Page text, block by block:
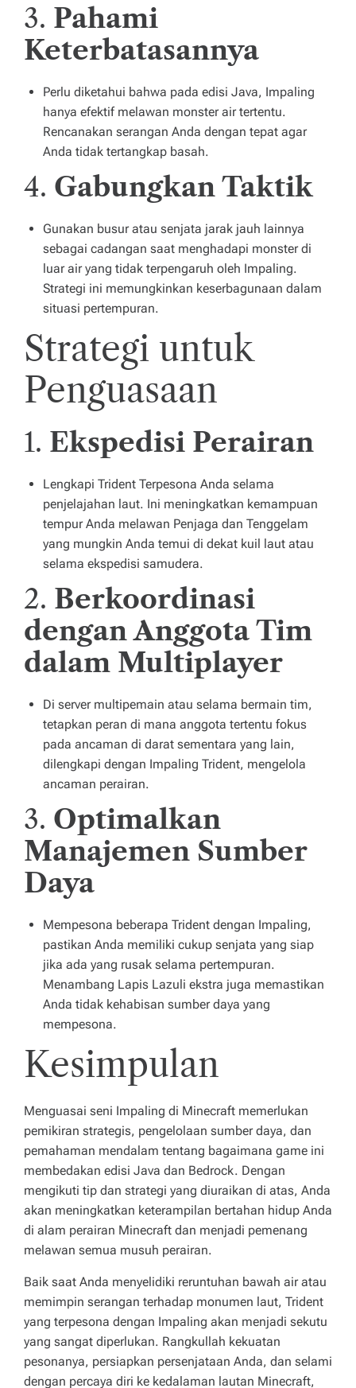
3. Pahami
Keterbatasannya
Perlu diketahui bahwa pada edisi Java, Impaling
hanya efektif melawan monster air tertentu.
Rencanakan serangan Anda dengan tepat agar
Anda tidak tertangkap basah.
4. Gabungkan Taktik
Gunakan busur atau senjata jarak jauh lainnya
sebagai cadangan saat menghadapi monster di
luar air yang tidak terpengaruh oleh Impaling.
Strategi ini memungkinkan keserbagunaan dalam
situasi pertempuran.
Strategi untuk
Penguasaan
1. Ekspedisi Perairan
Lengkapi Trident Terpesona Anda selama
penjelajahan laut. Ini meningkatkan kemampuan
tempur Anda melawan Penjaga dan Tenggelam
yang mungkin Anda temui di dekat kuil laut atau
selama ekspedisi samudera.
2. Berkoordinasi
dengan Anggota Tim
dalam Multiplayer
Di server multipemain atau selama bermain tim,
tetapkan peran di mana anggota tertentu fokus
pada ancaman di darat sementara yang lain,
dilengkapi dengan Impaling Trident, mengelola
ancaman perairan.
3. Optimalkan
Manajemen Sumber
Daya
Mempesona beberapa Trident dengan Impaling,
pastikan Anda memiliki cukup senjata yang siap
jika ada yang rusak selama pertempuran.
Menambang Lapis Lazuli ekstra juga memastikan
Anda tidak kehabisan sumber daya yang
mempesona.
Kesimpulan
Menguasai seni Impaling di Minecraft memerlukan
pemikiran strategis, pengelolaan sumber daya, dan
pemahaman mendalam tentang bagaimana game ini
membedakan edisi Java dan Bedrock. Dengan
mengikuti tip dan strategi yang diuraikan di atas, Anda
akan meningkatkan keterampilan bertahan hidup Anda
di alam perairan Minecraft dan menjadi pemenang
melawan semua musuh perairan.
Baik saat Anda menyelidiki reruntuhan bawah air atau
memimpin serangan terhadap monumen laut, Trident
yang terpesona dengan Impaling akan menjadi sekutu
yang sangat diperlukan. Rangkullah kekuatan
pesonanya, persiapkan persenjataan Anda, dan selami
dengan percaya diri ke kedalaman lautan Minecraft,